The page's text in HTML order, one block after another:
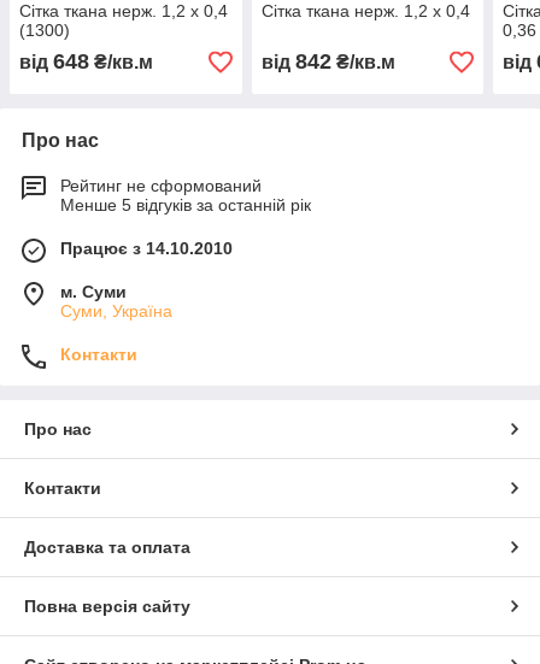
Сітка ткана нерж. 1,2 х 0,4
(1300)
від 648 ₴/кв.м
Сітка ткана нерж. 1,2 х 0,4
від 842₴/кв.м
0,36
від
Про нас
Рейтинг не сформований
Менше 5 відгуків за останній рік
Працює з 14.10.2010
м. Суми
Суми, Україна
Контакти
Про нас
Контакти
Доставка та оплата
Повна версія сайту